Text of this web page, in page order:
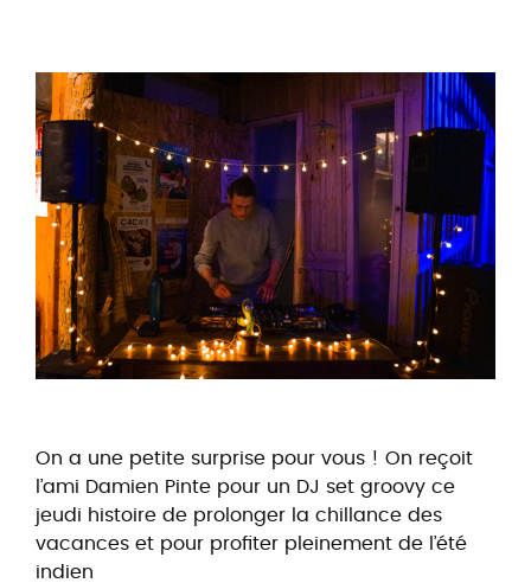
On a une petite surprise pour vous ! On reçoit
l’ami Damien Pinte pour un DJ set groovy ce
jeudi histoire de prolonger la chillance des
vacances et pour profiter pleinement de l’été
indien